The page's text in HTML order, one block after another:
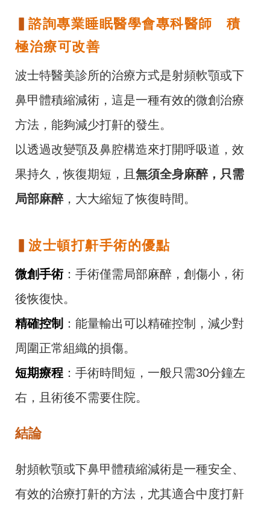
諮詢專業睡眠醫學會專科醫師 積
極治療可改善
波士特醫美診所的治療方式是射頻軟顎或下
鼻甲體積縮減術，這是一種有效的微創治療
方法，能夠減少打鼾的發生。
以透過改變顎及鼻腔構造來打開呼吸道，效
果持久，恢復期短，且 無須全身麻醉，只需
局部麻醉，大大縮短了恢復時間。
波士頓打鼾手術的優點
微創手術 ：手術僅需局部麻醉，創傷小，術
後恢復快。
精確控制 ：能量輸出可以精確控制，減少對
周圍正常組織的損傷。
短期療程 ：手術時間短，一般只需30分鐘左
右，且術後不需要住院。
結論
射頻軟顎或下鼻甲體積縮減術是一種安全、
有效的治療打鼾的方法，尤其適合中度打鼾